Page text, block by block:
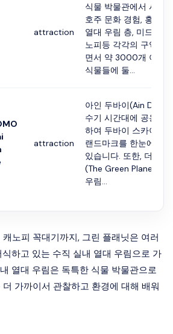
attraction
식물 박물관에서 시간
호주 문화 경험, 홍수난
열대 우림 층, 미드 스
노피등 각각의 구역들
면서 약 3000개 이상
식물들에 둘...
attraction
아인 두바이(Ain
수기 시간대에 공용 캐
하여 두바이 스카이라
랜드마크를 한눈에 감
있습니다. 또한, 더 그
(The Green Planet)의
우림...
노피 꼭대기까지, 그린 플래닛은 여러
하고 있는 수직 실내 열대 우림으로 가
열대 우림은 독특한 식물 박물관으로
가까이서 관찰하고 환경에 대해 배워